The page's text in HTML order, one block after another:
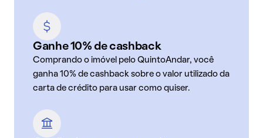
Ganhe 10% de cashback
Comprando o imóvel pelo QuintoAndar, você
ganha 10% de cashback sobre o valor utilizado da
carta de crédito para usar como quiser.